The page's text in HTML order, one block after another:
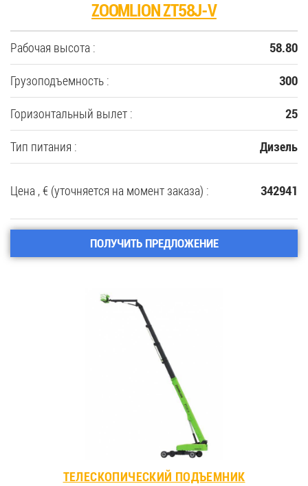
ZOOMLION ZT58J-V
Рабочая высота : 58.80
Грузоподъемность : 300
Горизонтальный вылет : 25
Тип питания : Дизель
Цена , € (уточняется на момент заказа) : 342941
ПОЛУЧИТЬ ПРЕДЛОЖЕНИЕ
ТЕЛЕСКОПИЧЕСКИЙ ПОДЪЕМНИК